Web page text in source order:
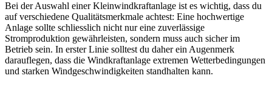
Bei der Auswahl einer Kleinwindkraftanlage ist es wichtig, dass du
auf verschiedene Qualitätsmerkmale achtest: Eine hochwertige
Anlage sollte schliesslich nicht nur eine zuverlässige
Stromproduktion gewährleisten, sondern muss auch sicher im
Betrieb sein. In erster Linie solltest du daher ein Augenmerk
darauflegen, dass die Windkraftanlage extremen Wetterbedingungen
und starken Windgeschwindigkeiten standhalten kann.